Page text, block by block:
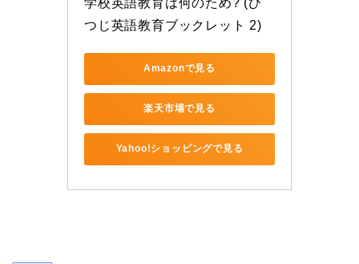
つじ英語教育ブックレット 2)
Amazonで見る
楽天市場で見る
Yahoo!ショッピングで見る